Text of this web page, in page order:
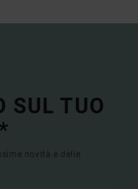
SUL TUO
novità e delle